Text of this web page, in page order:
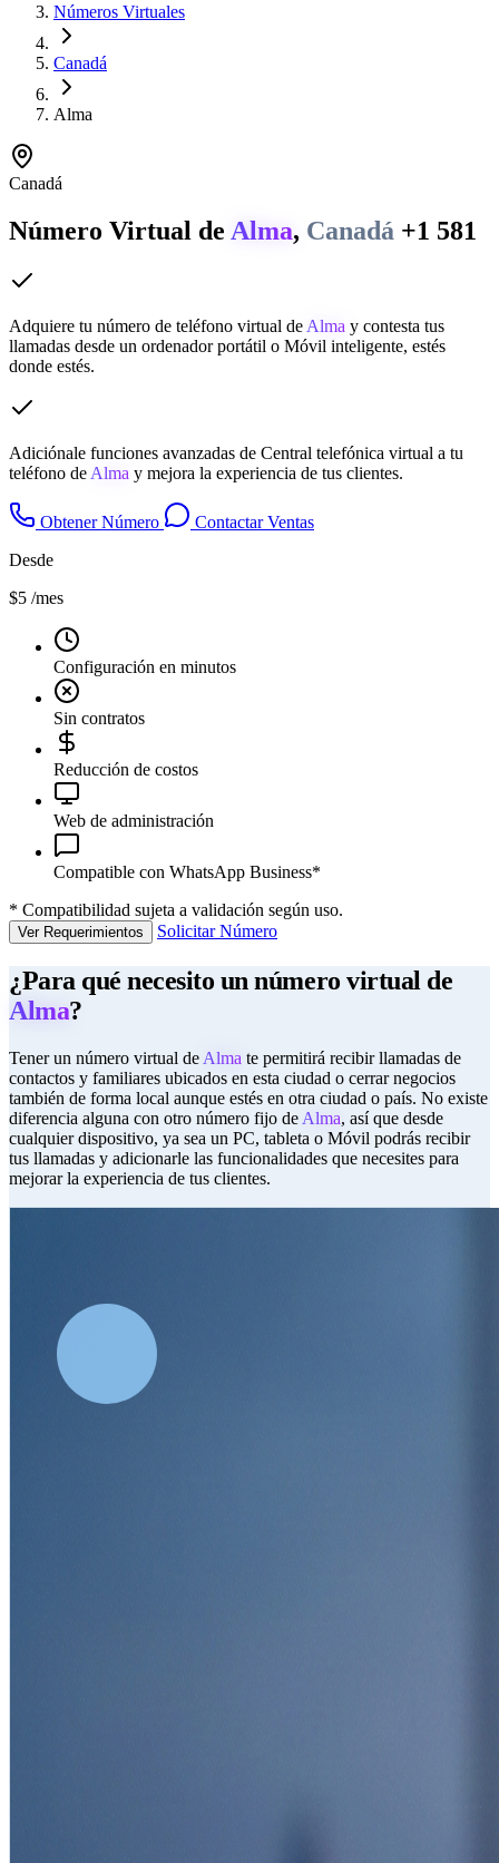
Números Virtuales
Canadá
Alma
Canadá
Número Virtual de Alma, Canadá +1 581
Adquiere tu número de teléfono virtual deAlma y contesta tus
llamadas desde un ordenador portátil o Móvil inteligente, estés
donde estés.
Adiciónale funciones avanzadas de Central telefónica virtual a tu
teléfono deAlma y mejora la experiencia de tus clientes.
Obtener Número
Contactar Ventas
Desde
$5 /mes
Configuración en minutos
Sin contratos
Reducción de costos
Web de administración
Compatible con WhatsApp Business*
* Compatibilidad sujeta a validación según uso.
Ver Requerimientos Solicitar Número
¿Para qué necesito un número virtual de
Alma?
Tener un número virtual de Alma te permitirá recibir llamadas de
contactos y familiares ubicados en esta ciudad o cerrar negocios
también de forma local aunque estés en otra ciudad o país. No existe
diferencia alguna con otro número fijo de Alma, así que desde
cualquier dispositivo, ya sea un PC, tableta o Móvil podrás recibir
tus llamadas y adicionarle las funcionalidades que necesites para
mejorar la experiencia de tus clientes.